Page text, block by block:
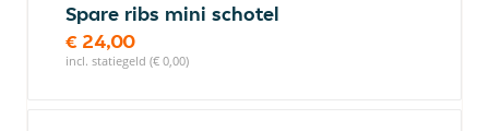
Spare ribs mini schotel
€ 24,00
incl. statiegeld (€ 0,00)